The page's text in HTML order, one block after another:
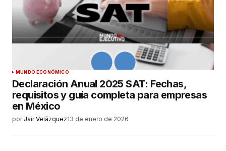
MUNDO ECONÓMICO
Declaración Anual 2025 SAT: Fechas,
requisitos y guía completa para empresas
en México
por Jair Velázquez13 de enero de 2026